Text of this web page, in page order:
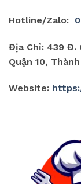
Hotline/Zalo:
Địa Chỉ: 439 Đ.
Quận 10,
Website: